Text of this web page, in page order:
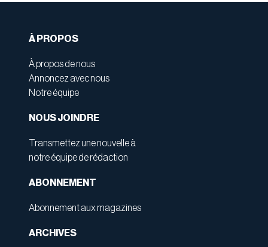
À PROPOS
À propos de nous
Annoncez avec nous
Notre équipe
NOUS JOINDRE
Transmettez une nouvelle à
notre équipe de rédaction
ABONNEMENT
Abonnement aux magazines
ARCHIVES